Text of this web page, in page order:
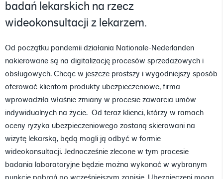
badań lekarskich na rzecz
wideokonsultacji z lekarzem.
Od początku pandemii działania Nationale-Nederlanden
nakierowane są na digitalizację procesów sprzedażowych i
obsługowych. Chcąc w jeszcze prostszy i wygodniejszy sposób
oferować klientom produkty ubezpieczeniowe, firma
wprowadziła właśnie zmiany w procesie zawarcia umów
indywidualnych na życie. Od teraz klienci, którzy w ramach
oceny ryzyka ubezpieczeniowego zostaną skierowani na
wizytę lekarską, będą mogli ją odbyć w formie
wideokonsultacji. Jednocześnie zlecone w tym procesie
badania laboratoryjne będzie można wykonać w wybranym